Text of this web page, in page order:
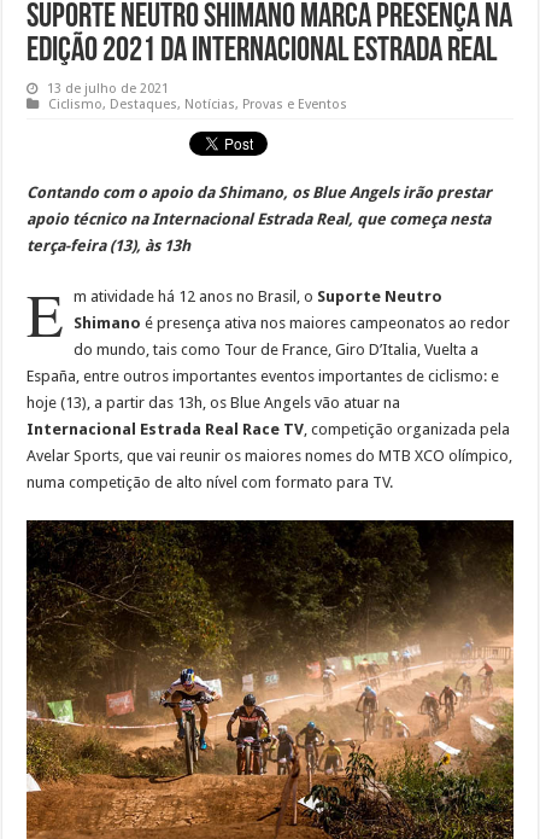
Suporte Neutro Shimano marca presença na
edição 2021 da Internacional Estrada Real
13 de julho de 2021
Ciclismo, Destaques, Notícias, Provas e Eventos
Contando com o apoio da Shimano, os Blue Angels irão prestar
apoio técnico na Internacional Estrada Real, que começa nesta
terça-feira (13), às 13h
E m atividade há 12 anos no Brasil, o Suporte Neutro
Shimano é presença ativa nos maiores campeonatos ao redor
do mundo, tais como Tour de France, Giro D’Italia, Vuelta a
España, entre outros importantes eventos importantes de ciclismo: e
hoje (13), a partir das 13h, os Blue Angels vão atuar na
Internacional Estrada Real Race TV, competição organizada pela
Avelar Sports, que vai reunir os maiores nomes do MTB XCO olímpico,
numa competição de alto nível com formato para TV.